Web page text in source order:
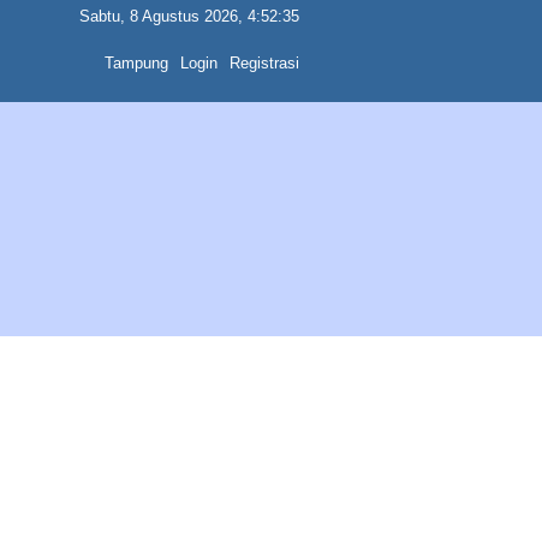
Sabtu, 8 Agustus 2026, 4:52:35
Tampung Login Registrasi